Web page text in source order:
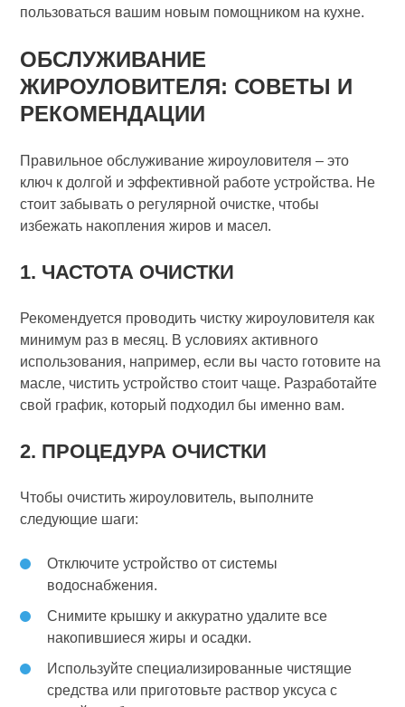
пользоваться вашим новым помощником на кухне.
ОБСЛУЖИВАНИЕ
ЖИРОУЛОВИТЕЛЯ: СОВЕТЫ И
РЕКОМЕНДАЦИИ
Правильное обслуживание жироуловителя – это
ключ к долгой и эффективной работе устройства. Не
стоит забывать о регулярной очистке, чтобы
избежать накопления жиров и масел.
1. ЧАСТОТА ОЧИСТКИ
Рекомендуется проводить чистку жироуловителя как
минимум раз в месяц. В условиях активного
использования, например, если вы часто готовите на
масле, чистить устройство стоит чаще. Разработайте
свой график, который подходил бы именно вам.
2. ПРОЦЕДУРА ОЧИСТКИ
Чтобы очистить жироуловитель, выполните
следующие шаги:
Отключите устройство от системы
водоснабжения.
Снимите крышку и аккуратно удалите все
накопившиеся жиры и осадки.
Используйте специализированные чистящие
средства или приготовьте раствор уксуса с